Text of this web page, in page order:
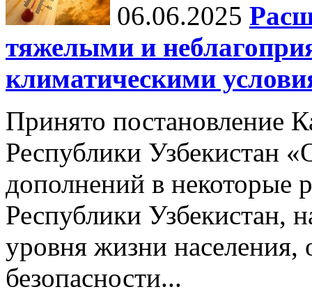
06.06.2025
тяжелыми и
климатическими
Принято постановление
Республики Узбекистан
дополнений в некоторые
Республики Узбекистан,
уровня жизни населения,
безопасности...